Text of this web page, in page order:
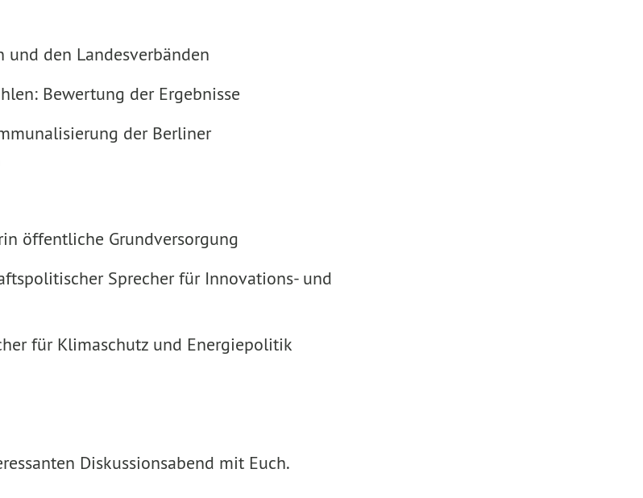
und den Landesverbänden
Bewertung der Ergebnisse
der Berliner
öffentliche Grundversorgung
Sprecher für Innovations- und
für Klimaschutz und Energiepolitik
Diskussionsabend mit Euch.